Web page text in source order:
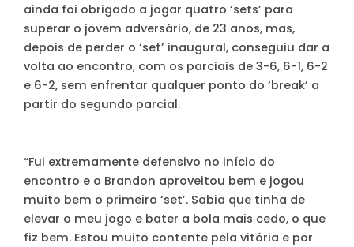
ainda foi obrigado a jogar quatro ‘sets’ para
superar o jovem adversário, de 23 anos, mas,
depois de perder o ‘set’ inaugural, conseguiu dar a
volta ao encontro, com os parciais de 3-6, 6-1, 6-2
e 6-2, sem enfrentar qualquer ponto do ‘break’ a
partir do segundo parcial.
“Fui extremamente defensivo no início do
encontro e o Brandon aproveitou bem e jogou
muito bem o primeiro ‘set’. Sabia que tinha de
elevar o meu jogo e bater a bola mais cedo, o que
fiz bem. Estou muito contente pela vitória e por